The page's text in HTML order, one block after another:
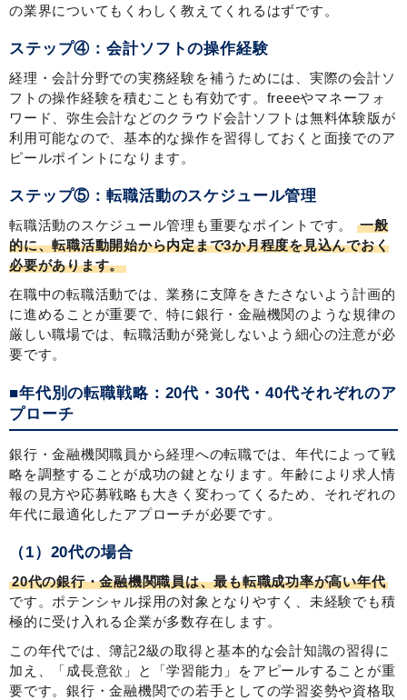
の業界についてもくわしく教えてくれるはずです。
ステップ④：会計ソフトの操作経験
経理・会計分野での実務経験を補うためには、実際の会計ソ
フトの操作経験を積むことも有効です。freeeやマネーフォ
ワード、弥生会計などのクラウド会計ソフトは無料体験版が
利用可能なので、基本的な操作を習得しておくと面接でのア
ピールポイントになります。
ステップ⑤：転職活動のスケジュール管理
転職活動のスケジュール管理も重要なポイントです。
一般
的に、転職活動開始から内定まで3か月程度を見込んでおく
必要があります。
在職中の転職活動では、業務に支障をきたさないよう計画的
に進めることが重要で、特に銀行・金融機関のような規律の
厳しい職場では、転職活動が発覚しないよう細心の注意が必
要です。
■年代別の転職戦略：20代・30代・40代それぞれのア
プローチ
銀行・金融機関職員から経理への転職では、年代によって戦
略を調整することが成功の鍵となります。年齢により求人情
報の見方や応募戦略も大きく変わってくるため、それぞれの
年代に最適化したアプローチが必要です。
（1）20代の場合
20代の銀行・金融機関職員は、最も転職成功率が高い年代
です。ポテンシャル採用の対象となりやすく、未経験でも積
極的に受け入れる企業が多数存在します。
この年代では、簿記2級の取得と基本的な会計知識の習得に
加え、「成長意欲」と「学習能力」をアピールすることが重
要です。銀行・金融機関での若手としての学習姿勢や資格取